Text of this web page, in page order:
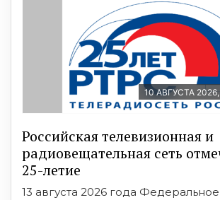
10 АВГУСТА 2026,
Российская телевизионная и
радиовещательная сеть
25-летие
13 августа 2026 года Федеральное